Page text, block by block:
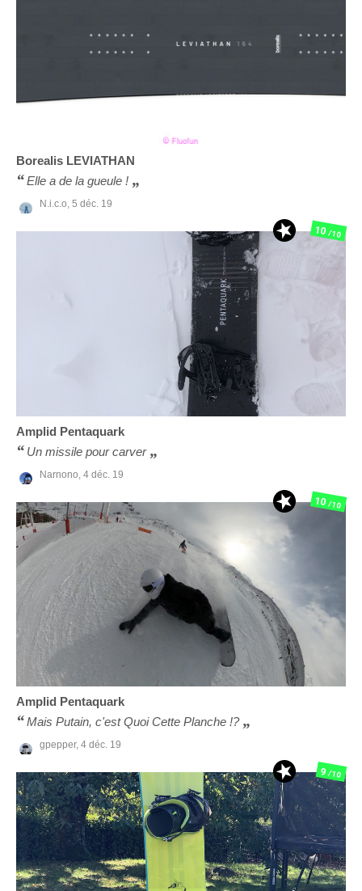
Borealis LEVIATHAN
Elle a de la gueule !
N.i.c.o, 5 déc. 19
Amplid Pentaquark
Un missile pour carver
Narnono, 4 déc. 19
10/10
Amplid Pentaquark
Mais Putain, c'est Quoi Cette Planche !?
gpepper, 4 déc. 19
10/10
9/10